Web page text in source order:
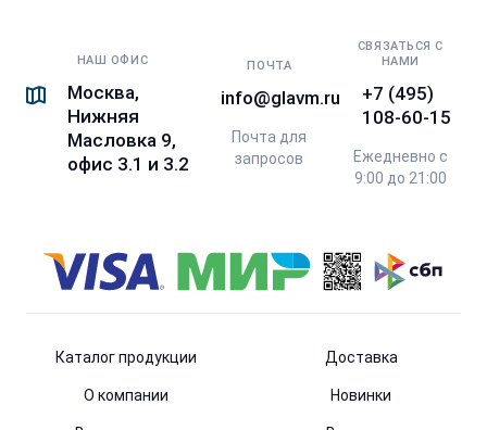
НАШ ОФИС
Москва,
Нижняя
Масловка 9,
офис 3.1 и 3.2
ПОЧТА
info@glavm.ru
Почта для
запросов
СВЯЗАТЬСЯ С
НАМИ
+7 (495)
108-60-15
Ежедневно с
9:00 до 21:00
Каталог продукции Доставка
О компании Новинки